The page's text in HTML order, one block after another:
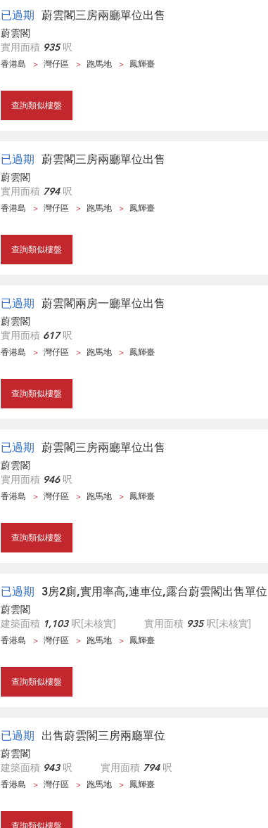
已過期 蔚雲閣三房兩廳單位出售
蔚雲閣
實用面積 935呎
香港島 灣仔區 跑馬地 鳳輝臺
查詢類似樓盤
已過期 蔚雲閣三房兩廳單位出售
蔚雲閣
實用面積 794呎
香港島 灣仔區 跑馬地 鳳輝臺
查詢類似樓盤
已過期 蔚雲閣兩房一廳單位出售
蔚雲閣
實用面積 617呎
香港島 灣仔區 跑馬地 鳳輝臺
查詢類似樓盤
已過期 蔚雲閣三房兩廳單位出售
蔚雲閣
實用面積 946呎
香港島 灣仔區 跑馬地 鳳輝臺
查詢類似樓盤
已過期 3房2廁,實用率高,連車位,露台蔚雲閣出售單位
蔚雲閣
建築面積 1,103呎[未核實] 實用面積 935呎[未核實]
香港島 灣仔區 跑馬地 鳳輝臺
查詢類似樓盤
已過期 出售蔚雲閣三房兩廳單位
蔚雲閣
建築面積 943呎 實用面積 794呎
香港島 灣仔區 跑馬地 鳳輝臺